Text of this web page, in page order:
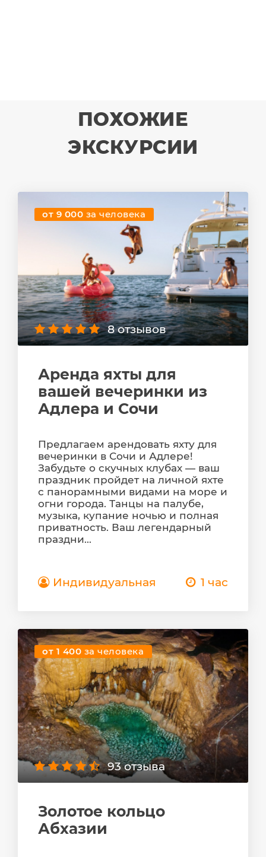
ПОХОЖИЕ
ЭКСКУРСИИ
от 9 000 за человека
8 отзывов
Аренда яхты для
вашей вечеринки из
Адлера и Сочи
Предлагаем арендовать яхту для
вечеринки в Сочи и Адлере!
Забудьте о скучных клубах — ваш
праздник пройдет на личной яхте
с панорамными видами на море и
огни города. Танцы на палубе,
музыка, купание ночью и полная
приватность. Ваш легендарный
праздни...
Индивидуальная 1 час
от 1 400 за человека
93 отзыва
Золотое кольцо
Абхазии